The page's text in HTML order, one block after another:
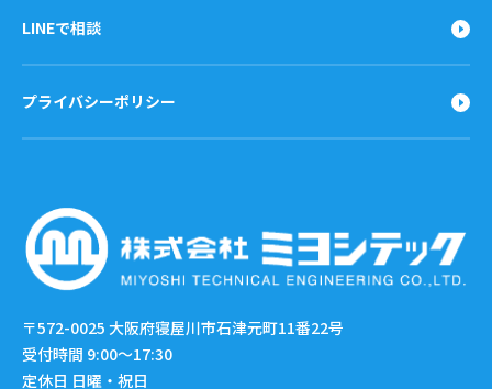
LINEで相談
プライバシーポリシー
〒572-0025 大阪府寝屋川市石津元町11番22号
受付時間 9:00〜17:30
定休日 日曜・祝日